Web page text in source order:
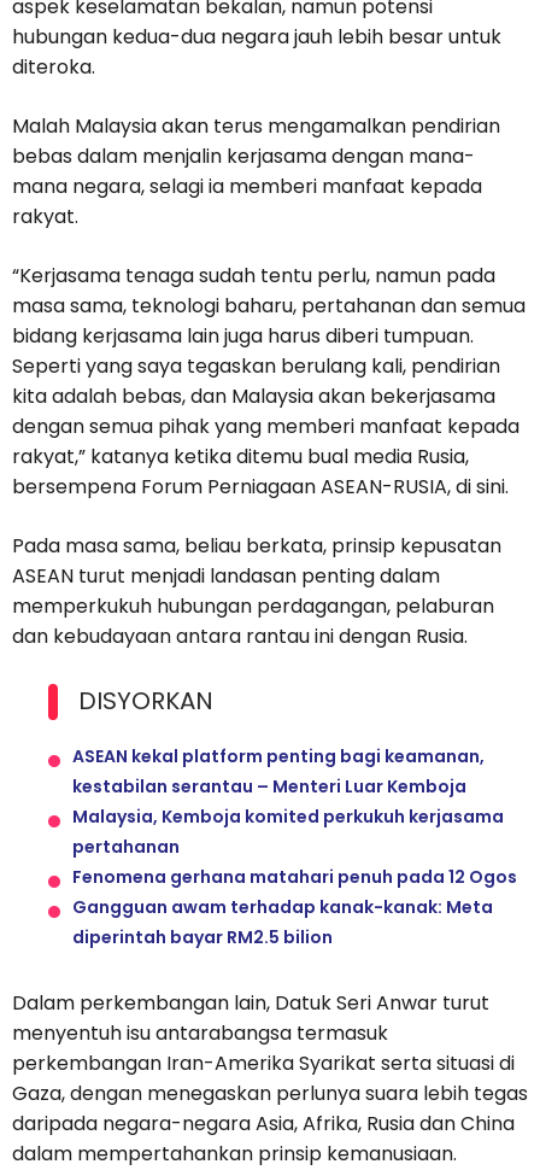
aspek keselamatan bekalan, namun potensi
hubungan kedua-dua negara jauh lebih besar untuk
diteroka.
Malah Malaysia akan terus mengamalkan pendirian
bebas dalam menjalin kerjasama dengan mana-
mana negara, selagi ia memberi manfaat kepada
rakyat.
“Kerjasama tenaga sudah tentu perlu, namun pada
masa sama, teknologi baharu, pertahanan dan semua
bidang kerjasama lain juga harus diberi tumpuan.
Seperti yang saya tegaskan berulang kali, pendirian
kita adalah bebas, dan Malaysia akan bekerjasama
dengan semua pihak yang memberi manfaat kepada
rakyat,” katanya ketika ditemu bual media Rusia,
bersempena Forum Perniagaan ASEAN-RUSIA, di sini.
Pada masa sama, beliau berkata, prinsip kepusatan
ASEAN turut menjadi landasan penting dalam
memperkukuh hubungan perdagangan, pelaburan
dan kebudayaan antara rantau ini dengan Rusia.
DISYORKAN
ASEAN kekal platform penting bagi keamanan,
kestabilan serantau – Menteri Luar Kemboja
Malaysia, Kemboja komited perkukuh kerjasama
pertahanan
Fenomena gerhana matahari penuh pada 12 Ogos
Gangguan awam terhadap kanak-kanak: Meta
diperintah bayar RM2.5 bilion
Dalam perkembangan lain, Datuk Seri Anwar turut
menyentuh isu antarabangsa termasuk
perkembangan Iran-Amerika Syarikat serta situasi di
Gaza, dengan menegaskan perlunya suara lebih tegas
daripada negara-negara Asia, Afrika, Rusia dan China
dalam mempertahankan prinsip kemanusiaan.